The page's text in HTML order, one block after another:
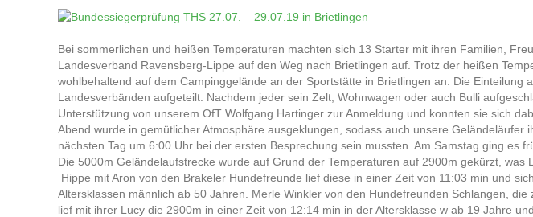
Bei sommerlichen und heißen Temperaturen machten sich 13 Starter mit ihren Familien,
Landesverband Ravensberg-Lippe auf den Weg nach Brietlingen auf. Trotz der heißen
wohlbehaltend auf dem Campinggelände an der Sportstätte in Brietlingen an. Die Einteilung
Landesverbänden aufgeteilt. Nachdem jeder sein Zelt, Wohnwagen oder auch Bulli
Unterstützung von unserem OfT Wolfgang Hartinger zur Anmeldung und konnten sie sich
Abend wurde in gemütlicher Atmosphäre ausgeklungen, sodass auch unsere Geländeläufer
nächsten Tag um 6:00 Uhr bei der ersten Besprechung sein mussten. Am Samstag ging es
Die 5000m Geländelaufstrecke wurde auf Grund der Temperaturen auf 2900m gekürzt, was
Hippe mit Aron von den Brakeler Hundefreunde lief diese in einer Zeit von 11:03 min und
Altersklassen männlich ab 50 Jahren. Merle Winkler von den Hundefreunden Schlangen,
lief mit ihrer Lucy die 2900m in einer Zeit von 12:14 min in der Altersklasse w ab 19 Jahre